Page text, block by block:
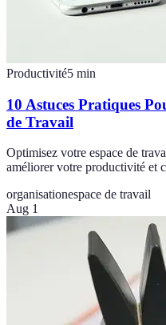
Productivité5 min
10 Astuces Pratiques
de Travail
Optimisez votre espace de
améliorer votre productivité et
organisationespace de travail
Aug 1